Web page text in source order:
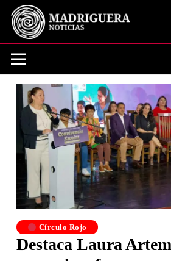
Círculo Rojo
Destaca Laura